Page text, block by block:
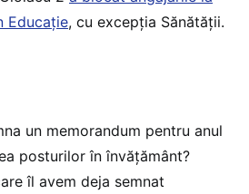
Educație, cu excepția Sănătății.
un memorandum pentru anul
posturilor în învățământ?
îl avem deja semnat